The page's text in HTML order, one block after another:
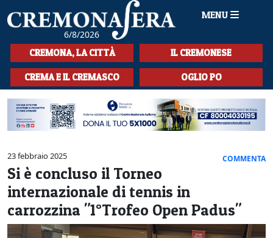
6/8/2026
MENU
HOME
CRONACA
SPORT
LA MUSICA
CULTURA
LA STORIA
SPETTACOLI
L'EDITORIALE
CREMONA, LA CITTÀ IL CREMONESE
CREMA E IL CREMASCO OGLIO PO
23 febbraio 2025 COMMENTA
Si è concluso il Torneo
internazionale di tennis in
carrozzina "1°Trofeo Open Padus"